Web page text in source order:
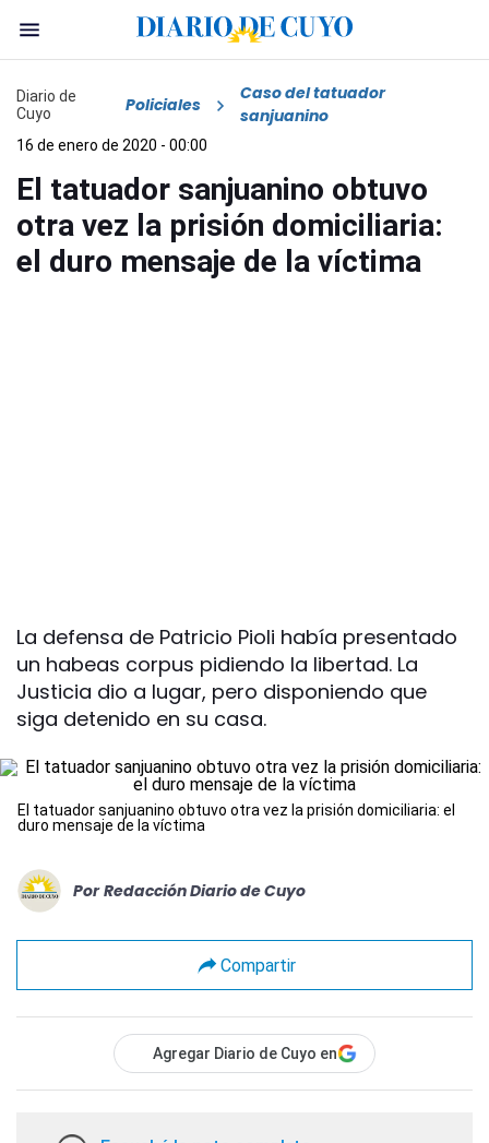
Diario de
Cuyo
Policiales
Caso del tatuador
sanjuanino
16 de enero de 2020 - 00:00
El tatuador sanjuanino obtuvo
otra vez la prisión domiciliaria:
el duro mensaje de la víctima
La defensa de Patricio Pioli había presentado
un habeas corpus pidiendo la libertad. La
Justicia dio a lugar, pero disponiendo que
siga detenido en su casa.
El tatuador sanjuanino obtuvo otra vez la prisión domiciliaria: el
duro mensaje de la víctima
Por Redacción Diario de Cuyo
Compartir
Agregar Diario de Cuyo en